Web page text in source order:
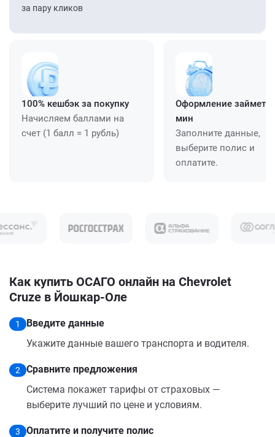
за пару кликов
100% кешбэк за покупку
Начисляем баллами на
счет (1 балл = 1 рубль)
Оформление займет
мин
Заполните данные,
выберите полис и
оплатите.
Как купить ОСАГО онлайн на Chevrolet
Cruze в Йошкар-Оле
1
Введите данные
Укажите данные вашего транспорта и водителя.
2
Сравните предложения
Система покажет тарифы от страховых —
выберите лучший по цене и условиям.
3
Оплатите и получите полис